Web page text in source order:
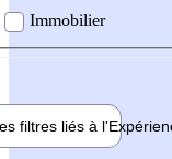
Immobilier
filtres liés à l'